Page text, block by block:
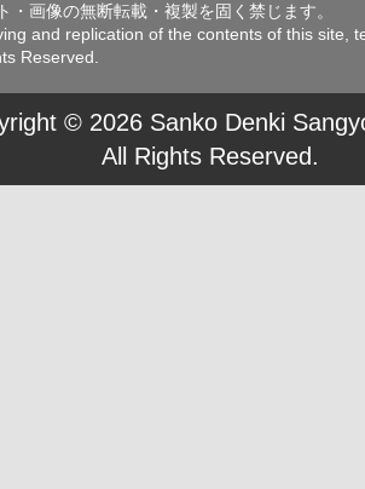
・画像の無断転載・複製を固く禁じます。
and replication of the contents of this site,
Reserved.
© 2026 Sanko Denki
All Rights Reserved.